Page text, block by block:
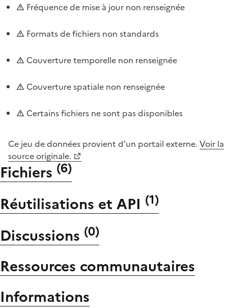
Fréquence de mise à jour non renseignée
Formats de fichiers non standards
Couverture temporelle non renseignée
Couverture spatiale non renseignée
Certains fichiers ne sont pas disponibles
Ce jeu de données provient d'un portail externe. Voir la
source originale.
Fichiers (6)
Réutilisations et API (1)
Discussions (0)
Ressources communautaires
Informations